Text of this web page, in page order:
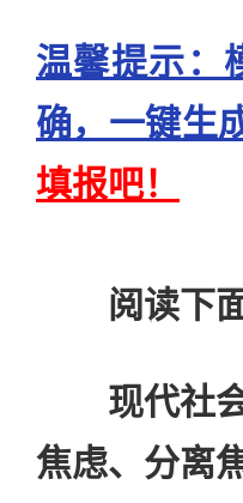
温馨提示：
确，一键生
填报吧！
阅读下
现代社
焦虑、分离